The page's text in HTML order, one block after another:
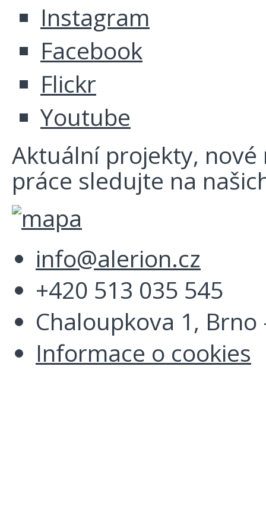
Instagram
Facebook
Flickr
Youtube
Aktuální projekty, nové
práce sledujte na
info@alerion.cz
+420 513 035 545
Chaloupkova 1,
Informace o cookies